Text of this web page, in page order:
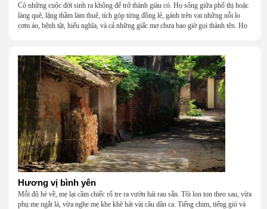
Có những cuộc đời sinh ra không để trở thành giàu có. Họ sống giữa phố thị hoặc
làng quê, lặng thầm làm thuê, tích góp từng đồng lẻ, gánh trên vai những nỗi lo
cơm áo, bệnh tật, hiếu nghĩa, và cả những giấc mơ chưa bao giờ gọi thành tên. Họ
một mái nhà bằng lòng thương, bằng sự nhẫn nại và một niềm tin cũ kỹ rằng: dẫu
nghèo đến đâu, cũng còn có nhau để quay về.
Hương vị bình yên
Mỗi độ hè về, mẹ lại cầm chiếc rổ tre ra vườn hái rau sắn. Tôi lon ton theo sau, vừa
phụ mẹ ngắt lá, vừa nghe mẹ khe khẽ hát vài câu dân ca. Tiếng chim, tiếng gió và